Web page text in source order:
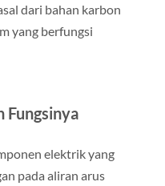
dari bahan karbon
yang berfungsi
Fungsinya
elektrik yang
pada aliran arus